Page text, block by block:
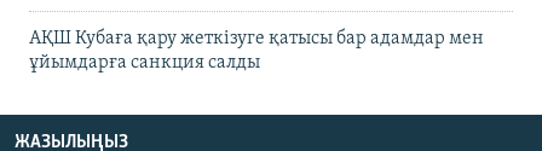
АҚШ Кубаға қару жеткізуге қатысы бар адамдар мен
ұйымдарға санкция салды
ЖАЗЫЛЫҢЫЗ